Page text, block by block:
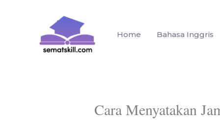
Home Bahasa Inggris
Cara Menyatakan